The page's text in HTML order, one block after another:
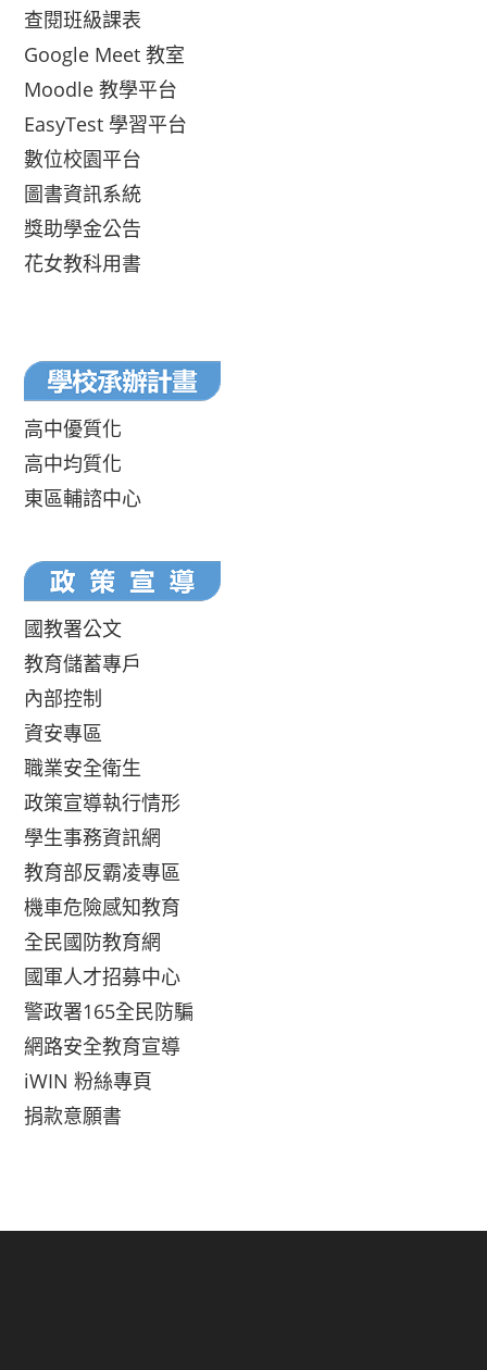
查閱班級課表
Google Meet 教室
Moodle 教學平台
EasyTest 學習平台
數位校園平台
圖書資訊系統
獎助學金公告
花女教科用書
高中優質化
高中均質化
東區輔諮中心
國教署公文
教育儲蓄專戶
內部控制
資安專區
職業安全衛生
政策宣導執行情形
學生事務資訊網
教育部反霸凌專區
機車危險感知教育
全民國防教育網
國軍人才招募中心
警政署165全民防騙
網路安全教育宣導
iWIN 粉絲專頁
捐款意願書